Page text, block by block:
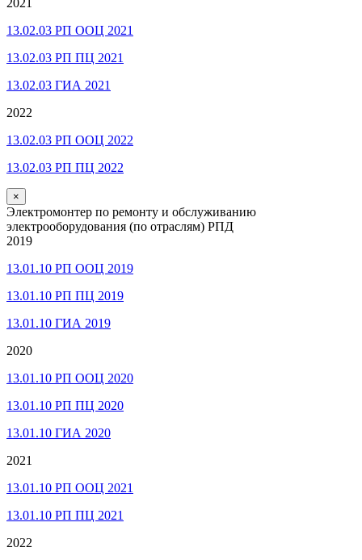
13.02.03 РП ООЦ 2021
13.02.03 РП ПЦ 2021
13.02.03 ГИА 2021
2022
13.02.03 РП ООЦ 2022
13.02.03 РП ПЦ 2022
×
Электромонтер по ремонту и обслуживанию
электрооборудования (по отраслям) РПД
2019
13.01.10 РП ООЦ 2019
13.01.10 РП ПЦ 2019
13.01.10 ГИА 2019
2020
13.01.10 РП ООЦ 2020
13.01.10 РП ПЦ 2020
13.01.10 ГИА 2020
2021
13.01.10 РП ООЦ 2021
13.01.10 РП ПЦ 2021
2022